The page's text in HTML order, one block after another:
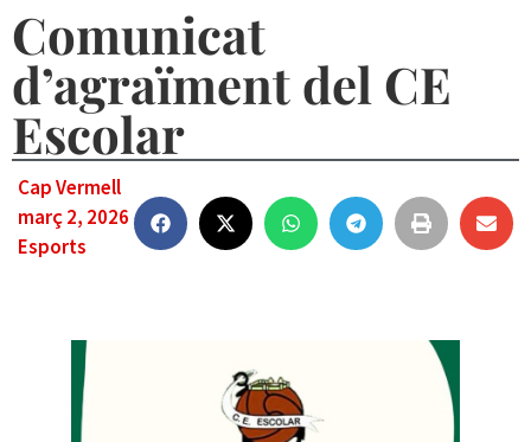
Comunicat
d’agraïment del CE
Escolar
Cap Vermell
març 2, 2026
Esports